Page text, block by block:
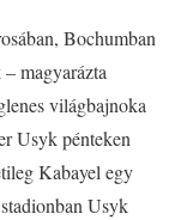
Bochumban
magyarázta
világbajnoka
Usyk pénteken
Kabayel egy
Usyk